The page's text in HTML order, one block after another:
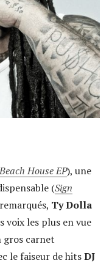
House EP), une
(Sign
Ty Dolla
voix les plus en vue
gros carnet
le faiseur de hitsDJ